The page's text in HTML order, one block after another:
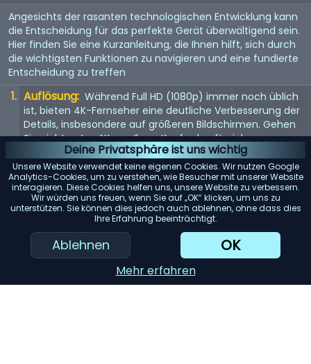
Deine Privatsphäre ist uns wichtig
Unsere Website verwendet keine eigenen Cookies. Wir nutzen Google
Analytics-Cookies, um zu verstehen, wie Besucher mit unserer Website
interagieren. Diese Cookies helfen uns, unsere Website zu verbessern.
Wir würden uns freuen, wenn Sie auf „OK“ klicken, um uns zu
unterstützen. Sie können dies jedoch auch ablehnen, ohne dass dies
Ihre Erfahrung beeinträchtigt.
Ablehnen OK
Mehr erfahren
Angesichts der rasanten technologischen Entwicklung kann
die Entscheidung für das perfekte Gerät überwältigend sein.
Hier finden Sie eine Kurzanleitung, die Ihnen hilft, sich durch
die wichtigsten Funktionen zu navigieren und eine fundierte
Entscheidung zu treffen
Auflösung: Während Full HD (1080p) immer noch üblich
ist, bieten 4K-Fernseher eine deutliche Verbesserung der
Details, insbesondere auf größeren Bildschirmen. Gehen
Sie nicht unter 4K, um Ihren Kauf zukunftssicher zu
machen. 8K steht vor der Tür, aber da Inhalte noch rar
sind, ist dies noch keine Notwendigkeit.
Bildwiederholfrequenz: Achten Sie auf eine
Bildwiederholfrequenz von 120 Hz für flüssigere
Bewegungen. Dies ist besonders wichtig für schnelle
Inhalte wie Sport oder Actionfilme. Eine höhere
Bildwiederholfrequenz kann auch das Spielerlebnis
verbessern.
High Dynamic Range (HDR):